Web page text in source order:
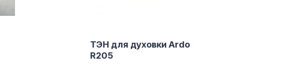
ТЭН для духовки Ardo
R205